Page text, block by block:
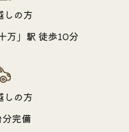
しの方
万」駅 徒歩10分
しの方
完備